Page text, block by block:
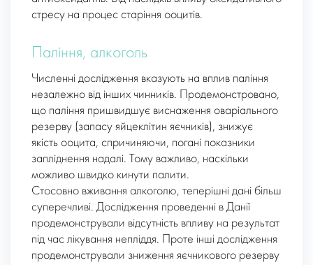
стресу на процес старіння ооцитів.
Паління, алкоголь
Численні дослідження вказують на вплив паління
незалежно від інших чинників. Продемонстровано,
що паління пришвидшує виснаження оваріального
резерву (запасу яйцеклітин яєчників), знижує
якість ооцита, спричиняючи, погані показники
запліднення надалі. Тому важливо, наскільки
можливо швидко кинути палити.
Стосовно вживання алкоголю, теперішні дані більш
суперечливі. Дослідження проведенні в Данії
продемонстрували відсутність впливу на результат
під час лікування непліддя. Проте інші дослідження
продемонстрували зниження яєчникового резерву